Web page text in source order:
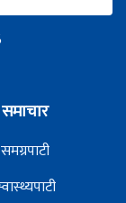
समाचार
समग्रपाटी